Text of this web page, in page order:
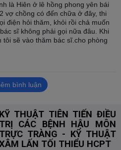
là Hiên ở lê hồng phong yên bái
vợ chồng có đến chữa ở đây, thi
điện hỏi thăm, khỏi rồi chả muốn
sĩ không phải gọi nữa đâu. Khi
tôi sẽ vào thăm bác sĩ.cho phòng
bình luận
KỸ THUẬT TIÊN TIẾN ĐIỀU
TRỊ CÁC BỆNH HẬU MÔN
TRỰC TRÀNG - KỸ THUẬT
LẤN TỐI THIỂU HCPT